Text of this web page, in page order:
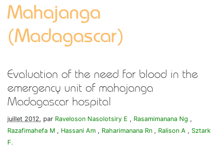
Mahajanga
(Madagascar)
Evaluation of the need for blood in the
emergency unit of mahajanga
Madagascar hospital
juillet 2012, par Raveloson Nasolotsiry E , Rasamimanana Ng ,
Razafimahefa M , Hassani Am , Raharimanana Rn , Ralison A , Sztark
F.